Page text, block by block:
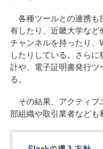
各種ツールとの連携も
有したり、近畿大学など
チャンネルを持ったり
したりしている。さら
計や、電子証明書発行ツ
る。
その結果、アクティブ
部組織や取引業者なども